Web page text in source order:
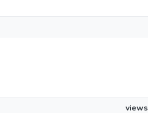
views